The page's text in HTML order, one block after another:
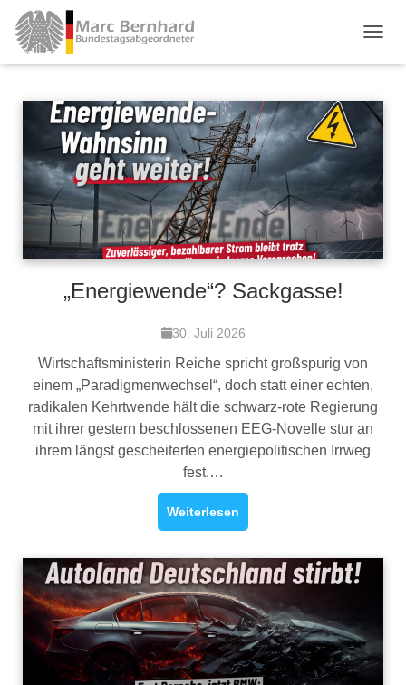
„Energiewende“? Sackgasse!
30. Juli 2026
Wirtschaftsministerin Reiche spricht großspurig von
einem „Paradigmenwechsel“, doch statt einer echten,
radikalen Kehrtwende hält die schwarz-rote Regierung
mit ihrer gestern beschlossenen EEG-Novelle stur an
ihrem längst gescheiterten energiepolitischen Irrweg
fest.…
Weiterlesen